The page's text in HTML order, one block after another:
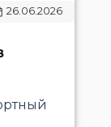
26.06.2026